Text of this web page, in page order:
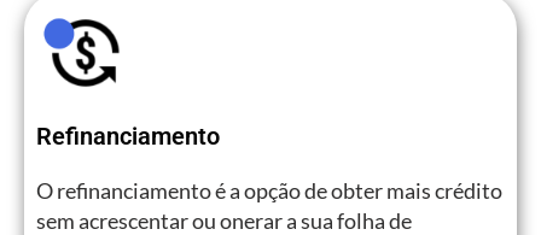
Refinanciamento
O refinanciamento é a opção de obter mais crédito
sem acrescentar ou onerar a sua folha de